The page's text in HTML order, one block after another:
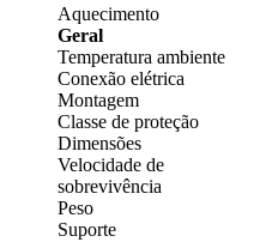
Aquecimento
Geral
Temperatura ambiente
Conexão elétrica
Montagem
Classe de proteção
Dimensões
Velocidade de
sobrevivência
Peso
Suporte